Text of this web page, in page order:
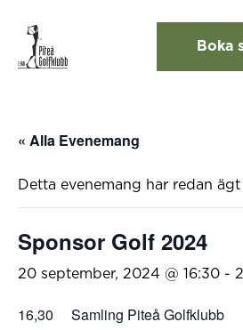
Boka
« Alla Evenemang
Detta evenemang har redan ägt
Sponsor Golf 2024
20 september, 2024 @ 16:30 -
16,30 Samling Piteå Golfklubb